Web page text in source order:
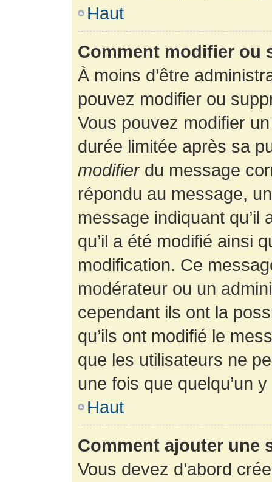
Haut
Comment modifier ou
À moins d’être
pouvez modifier ou
Vous pouvez modifier
durée limitée après sa
modifierdu message
répondu au message,
message indiquant
qu’il a été modifié ainsi
modification. Ce
modérateur ou un
cependant ils ont la
qu’ils ont modifié le
que les utilisateurs ne
une fois que quelqu’un
Haut
Comment ajouter une
Vous devez d’abord